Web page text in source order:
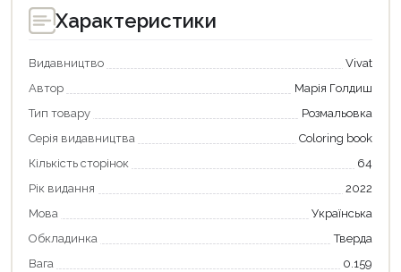
Характеристики
Видавництво
Vivat
Автор
Марія Голдиш
Тип товару
Розмальовка
Серія видавництва
Coloring book
Кількість сторінок
64
Рік видання
2022
Мова
Українська
Обкладинка
Тверда
Вага
0.159